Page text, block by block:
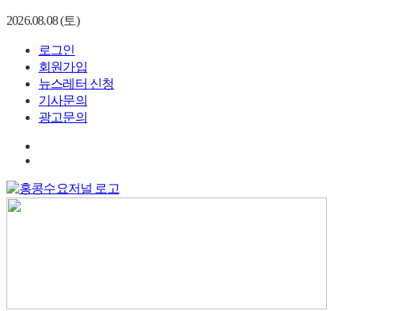
2026.08.08 (토)
로그인
회원가입
뉴스레터 신청
기사문의
광고문의